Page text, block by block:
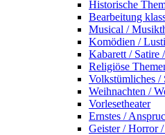
Historische
Bearbeitung
Musical /
Komödien /
Kabarett / Satire
Religiöse
Volkstümliches /
Weihnachten /
Vorlesetheater
Ernstes /
Geister / Horror